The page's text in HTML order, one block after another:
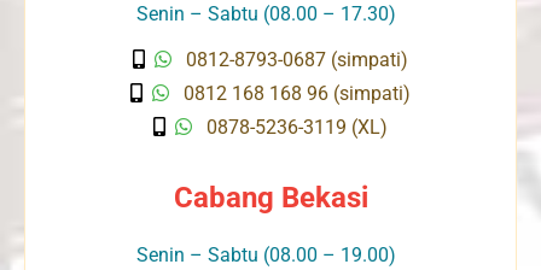
Senin – Sabtu (08.00 – 17.30)
0812-8793-0687 (simpati)
0812 168 168 96 (simpati)
0878-5236-3119 (XL)
Cabang Bekasi
Senin – Sabtu (08.00 – 19.00)